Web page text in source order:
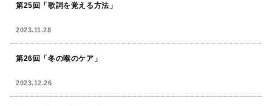
第25回「歌詞を覚える方法」
2023.11.28
第26回「冬の喉のケア」
2023.12.26